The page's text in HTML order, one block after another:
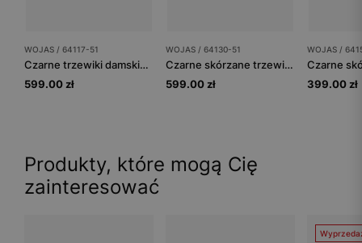
WOJAS / 64117-51
Czarne trzewiki damskie ocieplane dzianiną futerkową
599.00 zł
WOJAS / 64130-51
Czarne skórzane trzewiki biker zapinane na zamek
599.00 zł
WOJAS /
399.00 zł
Produkty, które mogą Cię
zainteresować